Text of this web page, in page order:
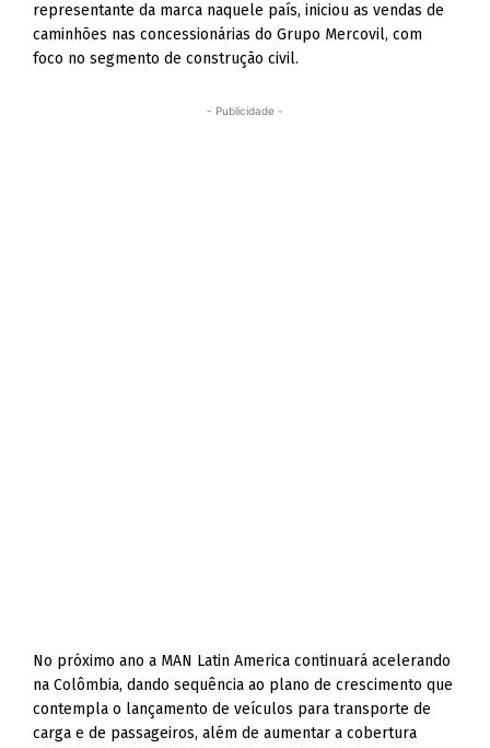
representante da marca naquele país, iniciou as vendas de
caminhões nas concessionárias do Grupo Mercovil, com
foco no segmento de construção civil.
- Publicidade -
No próximo ano a MAN Latin America continuará acelerando
na Colômbia, dando sequência ao plano de crescimento que
contempla o lançamento de veículos para transporte de
carga e de passageiros, além de aumentar a cobertura